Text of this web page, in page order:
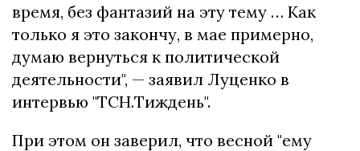
время, без фантазий на эту тему … Как
только я это закончу, в мае примерно,
думаю вернуться к политической
деятельности", — заявил Луценко в
интервью "ТСН.Тиждень".
При этом он заверил, что весной "ему